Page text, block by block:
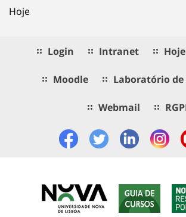
Hoje
Login Intranet Hoje
Moodle Laboratório
Webmail